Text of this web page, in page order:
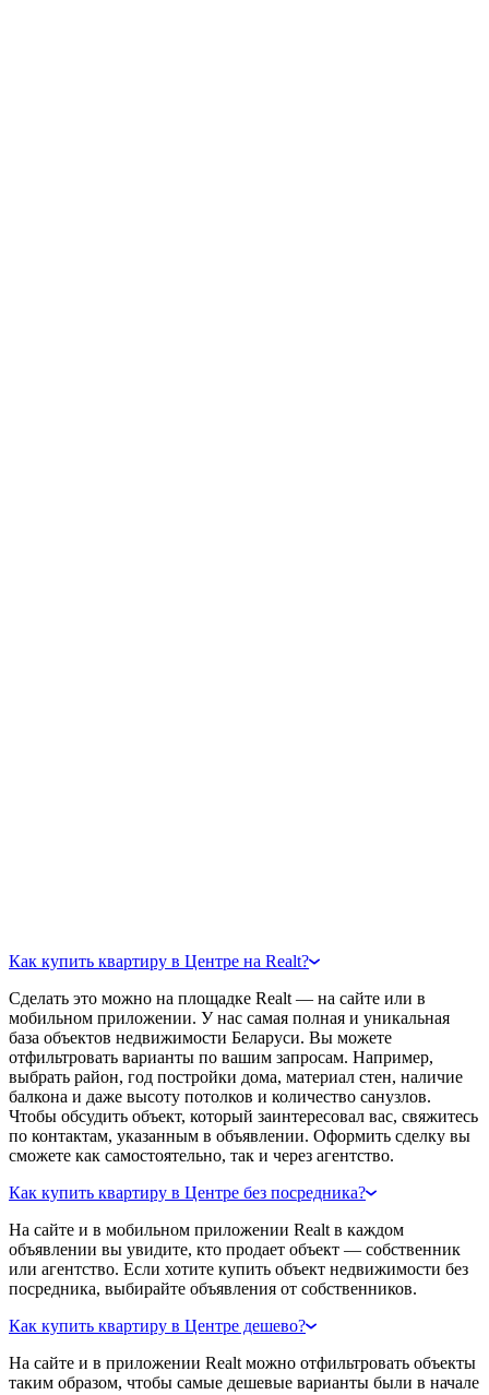
Как купить квартиру в Центре на Realt?
Сделать это можно на площадке Realt — на сайте или в
мобильном приложении. У нас самая полная и уникальная
база объектов недвижимости Беларуси. Вы можете
отфильтровать варианты по вашим запросам. Например,
выбрать район, год постройки дома, материал стен, наличие
балкона и даже высоту потолков и количество санузлов.
Чтобы обсудить объект, который заинтересовал вас, свяжитесь
по контактам, указанным в объявлении. Оформить сделку вы
сможете как самостоятельно, так и через агентство.
Как купить квартиру в Центре без посредника?
На сайте и в мобильном приложении Realt в каждом
объявлении вы увидите, кто продает объект — собственник
или агентство. Если хотите купить объект недвижимости без
посредника, выбирайте объявления от собственников.
Как купить квартиру в Центре дешево?
На сайте и в приложении Realt можно отфильтровать объекты
таким образом, чтобы самые дешевые варианты были в начале